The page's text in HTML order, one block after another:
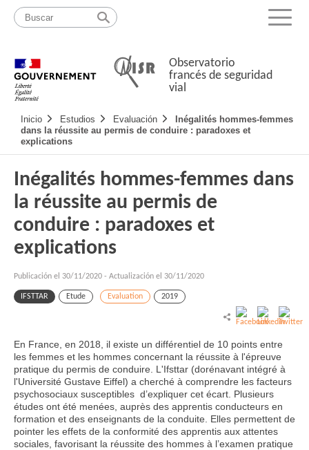
Pasar
contenido
Mapa
web
Menu
Observatorio
francés de seguridad
vial
Navigation
principale
Inicio Estudios Evaluación
Inégalités hommes-femmes
dans la réussite au permis de conduire : paradoxes et
explications
Inégalités hommes-femmes dans
la réussite au permis de
conduire : paradoxes et
explications
Publicación el 30/11/2020 - Actualización el 30/11/2020
IFSTTAR Etude Evaluation 2019
En France, en 2018, il existe un différentiel de 10 points entre
les femmes et les hommes concernant la réussite à l'épreuve
pratique du permis de conduire. L'Ifsttar (dorénavant intégré à
l'Université Gustave Eiffel) a cherché à comprendre les facteurs
psychosociaux susceptibles d’expliquer cet écart. Plusieurs
études ont été menées, auprès des apprentis conducteurs en
formation et des enseignants de la conduite. Elles permettent de
pointer les effets de la conformité des apprentis aux attentes
sociales, favorisant la réussite des hommes à l’examen pratique